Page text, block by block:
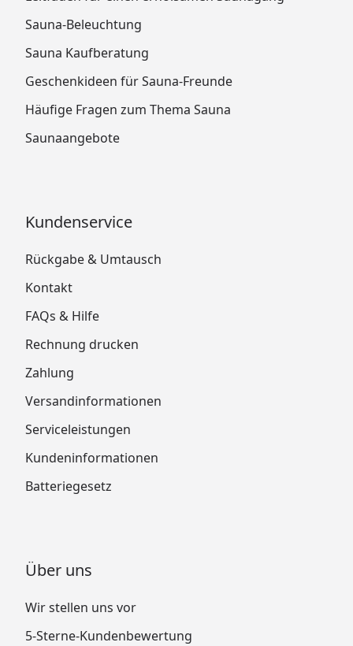
Sauna-Beleuchtung
Sauna Kaufberatung
Geschenkideen für Sauna-Freunde
Häufige Fragen zum Thema Sauna
Saunaangebote
Kundenservice
Rückgabe & Umtausch
Kontakt
FAQs & Hilfe
Rechnung drucken
Zahlung
Versandinformationen
Serviceleistungen
Kundeninformationen
Batteriegesetz
Über uns
Wir stellen uns vor
5-Sterne-Kundenbewertung